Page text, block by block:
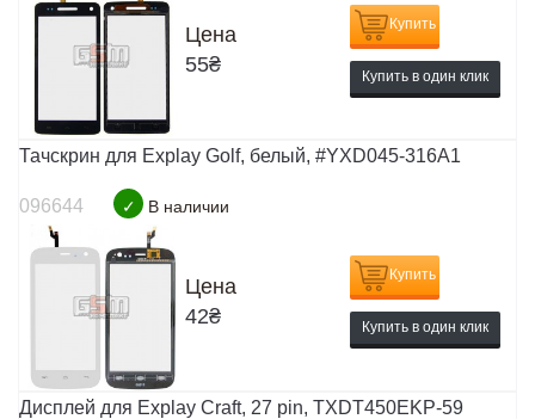
Цена
55₴
Купить
Купить в один клик
Тачскрин для Explay Golf, белый, #YXD045-316A1
096644 ✓ В наличии
Цена
42₴
Купить
Купить в один клик
Дисплей для Explay Craft, 27 pin, TXDT450EKP-59